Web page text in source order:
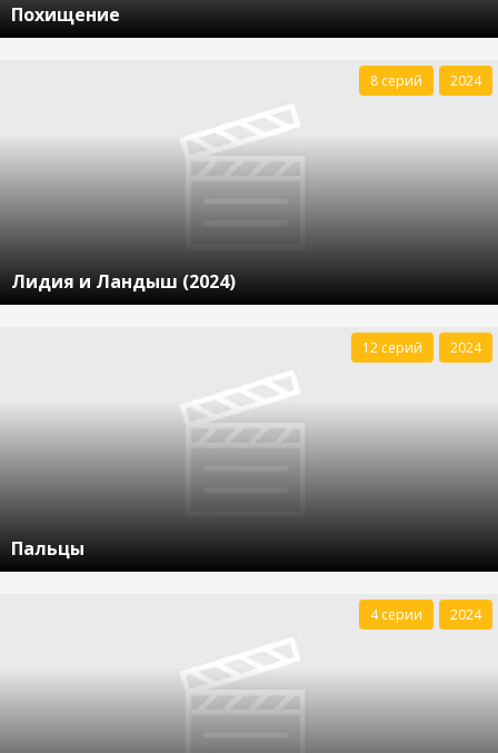
Похищение
Лидия и Ландыш (2024)
8 серий 2024
Пальцы
12 серий 2024
4 серии 2024